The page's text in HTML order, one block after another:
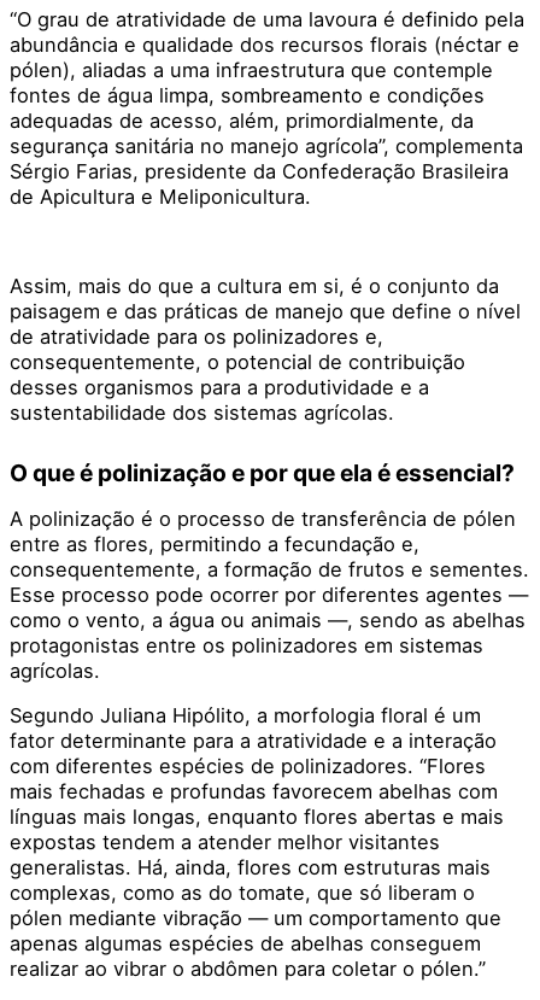
“O grau de atratividade de uma lavoura é definido pela
abundância e qualidade dos recursos florais (néctar e
pólen), aliadas a uma infraestrutura que contemple
fontes de água limpa, sombreamento e condições
adequadas de acesso, além, primordialmente, da
segurança sanitária no manejo agrícola”, complementa
Sérgio Farias, presidente da Confederação Brasileira
de Apicultura e Meliponicultura.
Assim, mais do que a cultura em si, é o conjunto da
paisagem e das práticas de manejo que define o nível
de atratividade para os polinizadores e,
consequentemente, o potencial de contribuição
desses organismos para a produtividade e a
sustentabilidade dos sistemas agrícolas.
O que é polinização e por que ela é essencial?
A polinização é o processo de transferência de pólen
entre as flores, permitindo a fecundação e,
consequentemente, a formação de frutos e sementes.
Esse processo pode ocorrer por diferentes agentes —
como o vento, a água ou animais —, sendo as abelhas
protagonistas entre os polinizadores em sistemas
agrícolas.
Segundo Juliana Hipólito, a morfologia floral é um
fator determinante para a atratividade e a interação
com diferentes espécies de polinizadores. “Flores
mais fechadas e profundas favorecem abelhas com
línguas mais longas, enquanto flores abertas e mais
expostas tendem a atender melhor visitantes
generalistas. Há, ainda, flores com estruturas mais
complexas, como as do tomate, que só liberam o
pólen mediante vibração — um comportamento que
apenas algumas espécies de abelhas conseguem
realizar ao vibrar o abdômen para coletar o pólen.”